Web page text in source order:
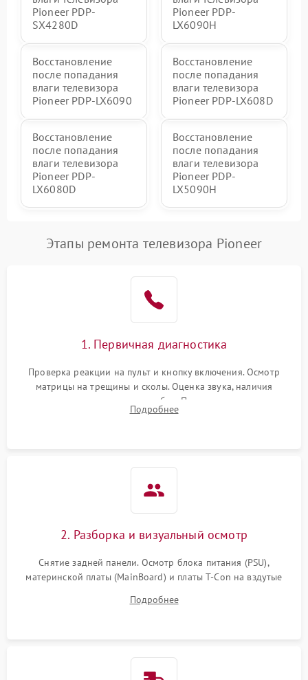
Pioneer PDP-
SX4280D
Pioneer PDP-
LX6090H
Восстановление
после попадания
влаги телевизора
Pioneer PDP-LX6090
Восстановление
после попадания
влаги телевизора
Pioneer PDP-LX608D
Восстановление
после попадания
влаги телевизора
Pioneer PDP-
LX6080D
Восстановление
после попадания
влаги телевизора
Pioneer PDP-
LX5090H
Этапы ремонта телевизора Pioneer
1. Первичная диагностика
Проверка реакции на пульт и кнопку включения. Осмотр
матрицы на трещины и сколы. Оценка звука, наличия
подсветки и индикаторов ошибок. Подключение тестовых
источников сигнала для выявления симптомов поломки.
Подробнее
2. Разборка и визуальный осмотр
Снятие задней панели. Осмотр блока питания (PSU),
материнской платы (MainBoard) и платы T-Con на вздутые
Проверка надежности фиксации и целостности шлейфов.
Подробнее